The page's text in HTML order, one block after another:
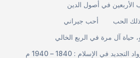
الأربعين في أصول الدين
أحب جيراني
ذلك الحب
حياة آل مرة في الربع الخالي
التجديد في الإسلام : 1840 – 1940 م